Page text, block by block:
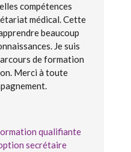
compétences
médical. Cette
beaucoup
Je suis
de formation
Merci à toute
qualifiante
secrétaire